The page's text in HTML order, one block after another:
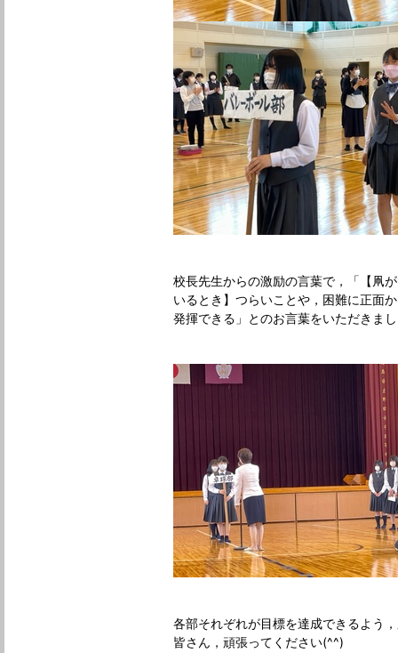
校長先生からの激励の言葉で，「【凧
いるとき】つらいことや，困難に正面
発揮できる」とのお言葉をいただきま
各部それぞれが目標を達成できるよう
皆さん，頑張ってください(^^)